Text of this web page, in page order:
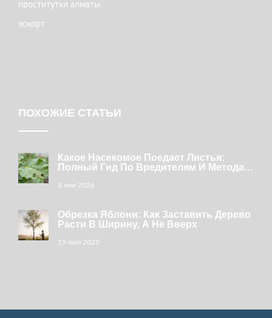
проститутки алматы
эскорт
ПОХОЖИЕ СТАТЬИ
Какое Насекомое Поедает Листья:
Полный Гид По Вредителям И Методам
8 июн 2026
Обрезка Яблони: Как Заставить Дерево
Расти В Ширину, А Не Вверх
15 окт 2025